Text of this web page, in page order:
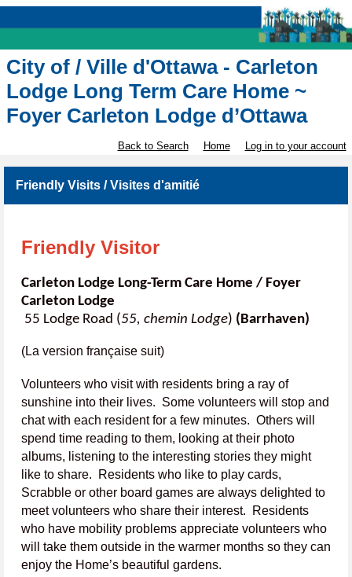
City of / Ville d'Ottawa - Carleton
Lodge Long Term Care Home ~
Foyer Carleton Lodge d’Ottawa
Back to Search Home Log in to your account
Friendly Visits / Visites d'amitié
Friendly Visitor
Carleton Lodge Long-Term Care Home / Foyer
Carleton Lodge
55 Lodge Road (55, chemin Lodge) (Barrhaven)
(La version française suit)
Volunteers who visit with residents bring a ray of
sunshine into their lives. Some volunteers will stop and
chat with each resident for a few minutes. Others will
spend time reading to them, looking at their photo
albums, listening to the interesting stories they might
like to share. Residents who like to play cards,
Scrabble or other board games are always delighted to
meet volunteers who share their interest. Residents
who have mobility problems appreciate volunteers who
will take them outside in the warmer months so they can
enjoy the Home’s beautiful gardens.